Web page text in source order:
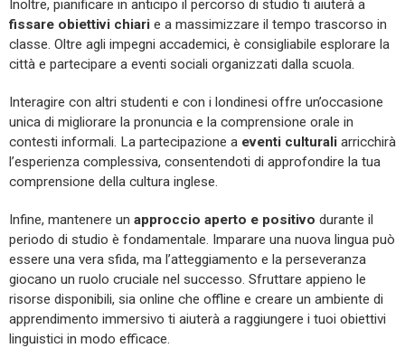
Inoltre, pianificare in anticipo il percorso di studio ti aiuterà a
fissare obiettivi chiari e a massimizzare il tempo trascorso in
classe. Oltre agli impegni accademici, è consigliabile esplorare la
città e partecipare a eventi sociali organizzati dalla scuola.
Interagire con altri studenti e con i londinesi offre un’occasione
unica di migliorare la pronuncia e la comprensione orale in
contesti informali. La partecipazione a eventi culturali arricchirà
l’esperienza complessiva, consentendoti di approfondire la tua
comprensione della cultura inglese.
Infine, mantenere un approccio aperto e positivo durante il
periodo di studio è fondamentale. Imparare una nuova lingua può
essere una vera sfida, ma l’atteggiamento e la perseveranza
giocano un ruolo cruciale nel successo. Sfruttare appieno le
risorse disponibili, sia online che offline e creare un ambiente di
apprendimento immersivo ti aiuterà a raggiungere i tuoi obiettivi
linguistici in modo efficace.